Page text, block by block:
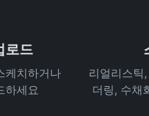
로드
케치하거나
하세요
리얼리스틱
더링, 수채